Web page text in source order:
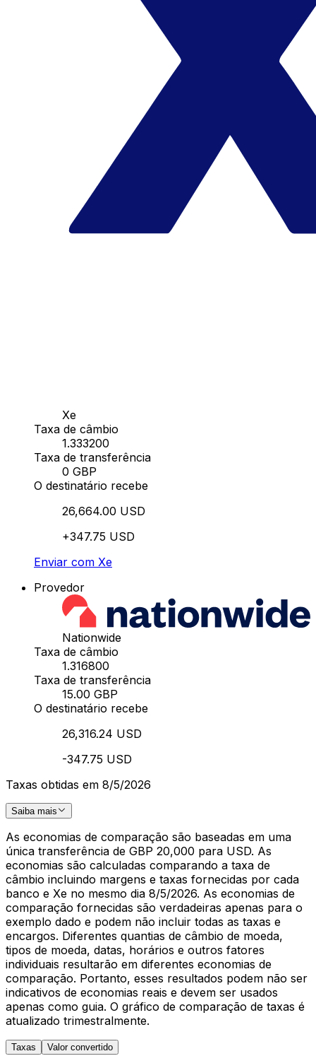
Xe
Taxa de câmbio
1.333200
Taxa de transferência
0 GBP
O destinatário recebe
26,664.00 USD
+347.75 USD
Enviar com Xe
Provedor
Nationwide
Taxa de câmbio
1.316800
Taxa de transferência
15.00 GBP
O destinatário recebe
26,316.24 USD
-347.75 USD
Taxas obtidas em 8/5/2026
Saiba mais
As economias de comparação são baseadas em uma
única transferência de GBP 20,000 para USD. As
economias são calculadas comparando a taxa de
câmbio incluindo margens e taxas fornecidas por cada
banco e Xe no mesmo dia 8/5/2026. As economias de
comparação fornecidas são verdadeiras apenas para o
exemplo dado e podem não incluir todas as taxas e
encargos. Diferentes quantias de câmbio de moeda,
tipos de moeda, datas, horários e outros fatores
individuais resultarão em diferentes economias de
comparação. Portanto, esses resultados podem não ser
indicativos de economias reais e devem ser usados
apenas como guia. O gráfico de comparação de taxas é
atualizado trimestralmente.
Taxas Valor convertido